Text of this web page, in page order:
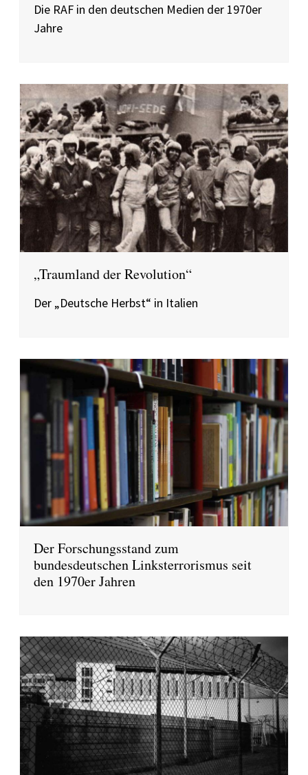
Die RAF in den deutschen Medien der 1970er
Jahre
„Traumland der Revolution“
Der „Deutsche Herbst“ in Italien
Der Forschungsstand zum
bundesdeutschen Linksterrorismus seit
den 1970er Jahren